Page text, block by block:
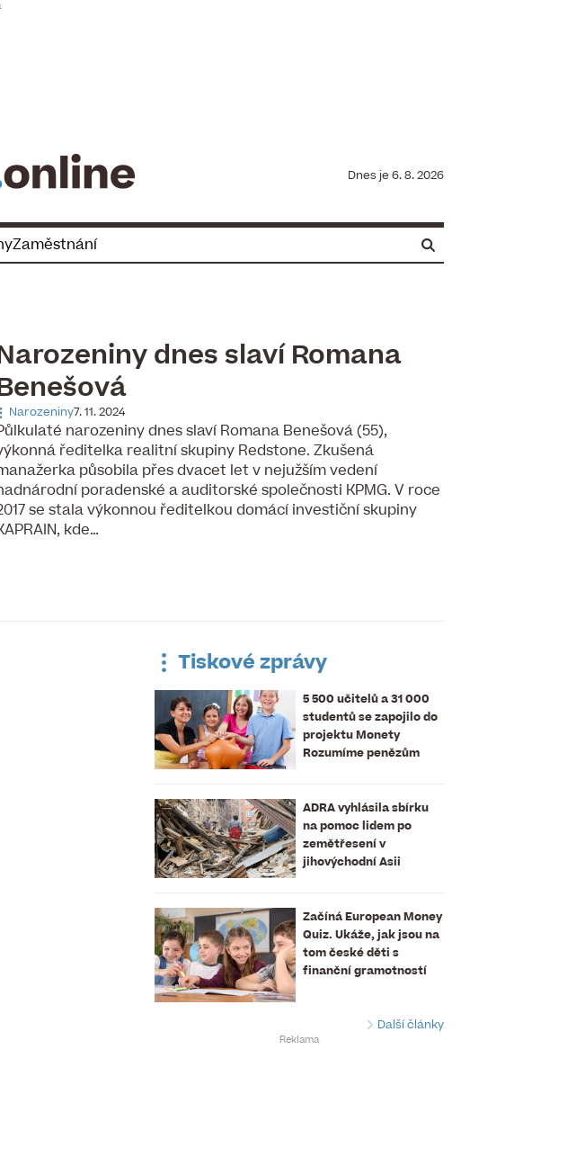
Dnes je 6. 8. 2026
Zaměstnání
dnes slaví Romana
Narozeniny7. 11. 2024
narozeniny dnes slaví Romana Benešová (55),
ředitelka realitní skupiny Redstone. Zkušená
působila přes dvacet let v nejužším vedení
poradenské a auditorské společnosti KPMG. V roce
se stala výkonnou ředitelkou domácí investiční skupiny
kde…
Tiskové zprávy
5 500 učitelů a 31 000
studentů se zapojilo do
projektu Monety
Rozumíme penězům
ADRA vyhlásila sbírku
na pomoc lidem po
zemětřesení v
jihovýchodní Asii
Začíná European Money
Quiz. Ukáže, jak jsou na
tom české děti s
finanční gramotností
Další články